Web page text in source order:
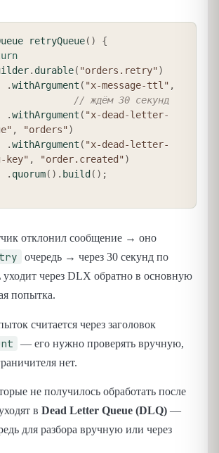
retryQueue( )
{
. durable( "orders.retry")
.withArgument ( "x-message-ttl" ,
// ждём 30 секунд
.withArgument ( "x-dead-letter-
, "orders")
.withArgument ( "x-dead-letter-
key" , "order.created")
. quorum( ) . build ( ) ;
отклонил сообщение → оно
очередь → через 30 секунд по
через DLX обратно в основную
попытка.
считается через заголовок
— его нужно проверять вручную,
нет.
не получилось обработать после
в Dead Letter Queue (DLQ) —
для разбора вручную или через